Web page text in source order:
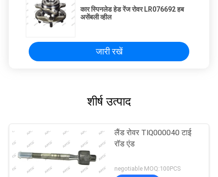
कार स्पिनलेड हेड रेंज रोवर LR076692 हब
असेंबली व्हील
जारी रखें
शीर्ष उत्पाद
लैंड रोवर TIQ000040 टाई
रॉड एंड
negotiable MOQ:100PCS